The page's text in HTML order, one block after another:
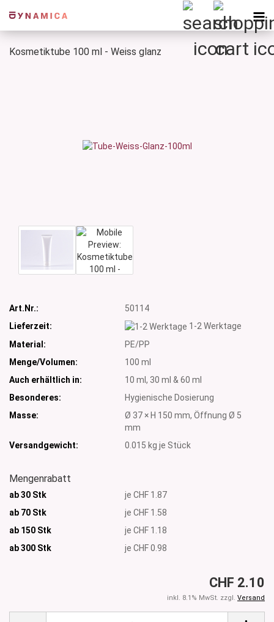
Kosmetiktube 100 ml - Weiss glanz
Art.Nr.:
50114
Lieferzeit:
1-2 Werktage
Material:
PE/PP
Menge/Volumen:
100 ml
Auch erhältlich in:
10 ml, 30 ml & 60 ml
Besonderes:
Hygienische Dosierung
Masse:
Ø 37 × H 150 mm, Öffnung Ø 5
mm
Versandgewicht:
0.015 kg je Stück
Mengenrabatt
ab 30 Stk
je CHF 1.87
ab 70 Stk
je CHF 1.58
ab 150 Stk
je CHF 1.18
ab 300 Stk je CHF 0.98
CHF 2.10
inkl. 8.1% MwSt. zzgl. Versand